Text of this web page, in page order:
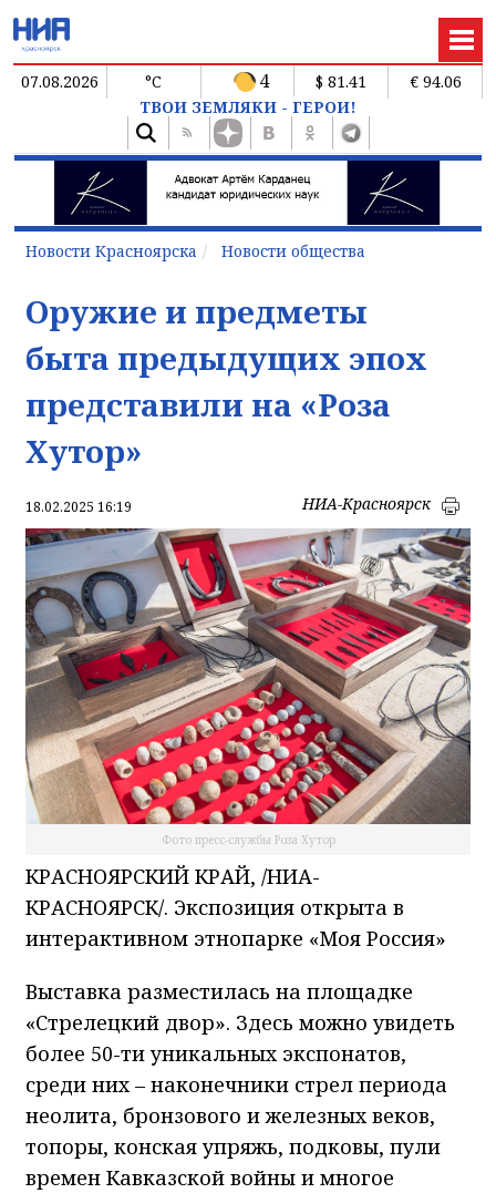
07.08.2026 °C 4 $ 81.41
€ 94.06
ТВОИ ЗЕМЛЯКИ - ГЕРОИ!
Новости Красноярска Новости общества
Оружие и предметы
быта предыдущих эпох
представили на «Роза
Хутор»
18.02.2025 16:19 НИА-Красноярск
Фото пресс-службы Роза Хутор
КРАСНОЯРСКИЙ КРАЙ, /НИА-
КРАСНОЯРСК/. Экспозиция открыта в
интерактивном этнопарке «Моя Россия»
Выставка разместилась на площадке
«Стрелецкий двор». Здесь можно увидеть
более 50-ти уникальных экспонатов,
среди них – наконечники стрел периода
неолита, бронзового и железных веков,
топоры, конская упряжь, подковы, пули
времен Кавказской войны и многое